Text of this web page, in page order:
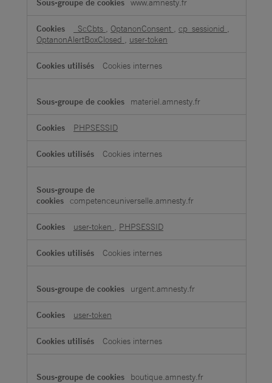
www.amnesty.fr
_ScCbts , OptanonConsent , cp_sessionid ,
OptanonAlertBoxClosed , user-token
Cookies internes
materiel.amnesty.fr
PHPSESSID
Cookies internes
competenceuniverselle.amnesty.fr
user-token , PHPSESSID
Cookies internes
urgent.amnesty.fr
user-token
Cookies internes
boutique.amnesty.fr